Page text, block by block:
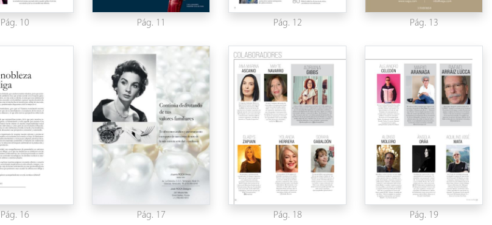
Pág. 10 Pág. 11 Pág. 12 Pág. 13
Pág. 16 Pág. 17 Pág. 18 Pág. 19